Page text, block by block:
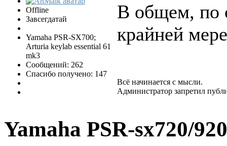
Offline
Завсегдатай
Yamaha PSR-SX700;
Arturia keylab essential 61
mk3
Сообщений: 262
Спасибо получено: 147
В общем, по
крайней
Всё начинается с мысли.
Администратор запретил
Yamaha PSR-sx720/